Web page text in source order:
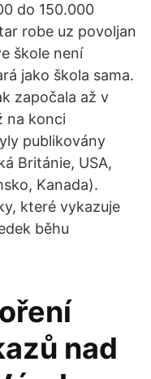
do 150.000
robe uz povoljan
škole není
jako škola sama.
započala až v
na konci
publikovány
Británie, USA,
Kanada).
které vykazuje
běhu
nad